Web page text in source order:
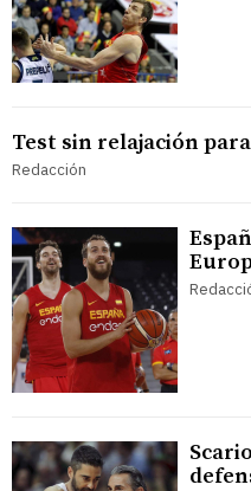
Test sin relajación
Redacción